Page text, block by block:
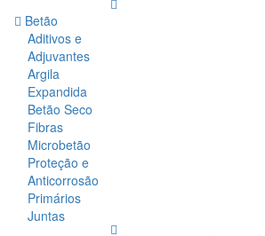
Betão
Aditivos e
Adjuvantes
Argila
Expandida
Betão Seco
Fibras
Microbetão
Proteção e
Anticorrosão
Primários
Juntas